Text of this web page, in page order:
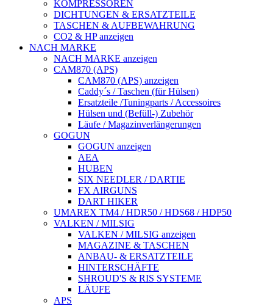
KOMPRESSOREN
DICHTUNGEN & ERSATZTEILE
TASCHEN & AUFBEWAHRUNG
CO2 & HP anzeigen
NACH MARKE
NACH MARKE anzeigen
CAM870 (APS)
CAM870 (APS) anzeigen
Caddy´s / Taschen (für Hülsen)
Ersatzteile /Tuningparts / Accessoires
Hülsen und (Befüll-) Zubehör
Läufe / Magazinverlängerungen
GOGUN
GOGUN anzeigen
AEA
HUBEN
SIX NEEDLER / DARTIE
FX AIRGUNS
DART HIKER
UMAREX TM4 / HDR50 / HDS68 / HDP50
VALKEN / MILSIG
VALKEN / MILSIG anzeigen
MAGAZINE & TASCHEN
ANBAU- & ERSATZTEILE
HINTERSCHÄFTE
SHROUD'S & RIS SYSTEME
LÄUFE
APS